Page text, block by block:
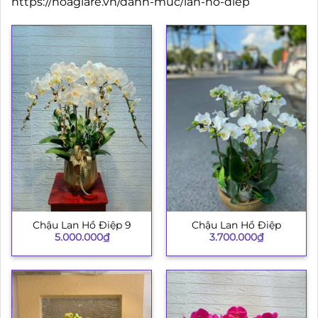
Chậu Lan Hồ Điệp 9
5.000.000₫
Chậu Lan Hồ Điệp
3.700.000₫